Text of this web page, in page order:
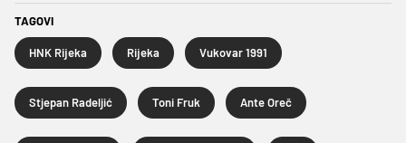
TAGOVI
HNK Rijeka Rijeka Vukovar 1991
Stjepan Radeljić Toni Fruk Ante Oreč